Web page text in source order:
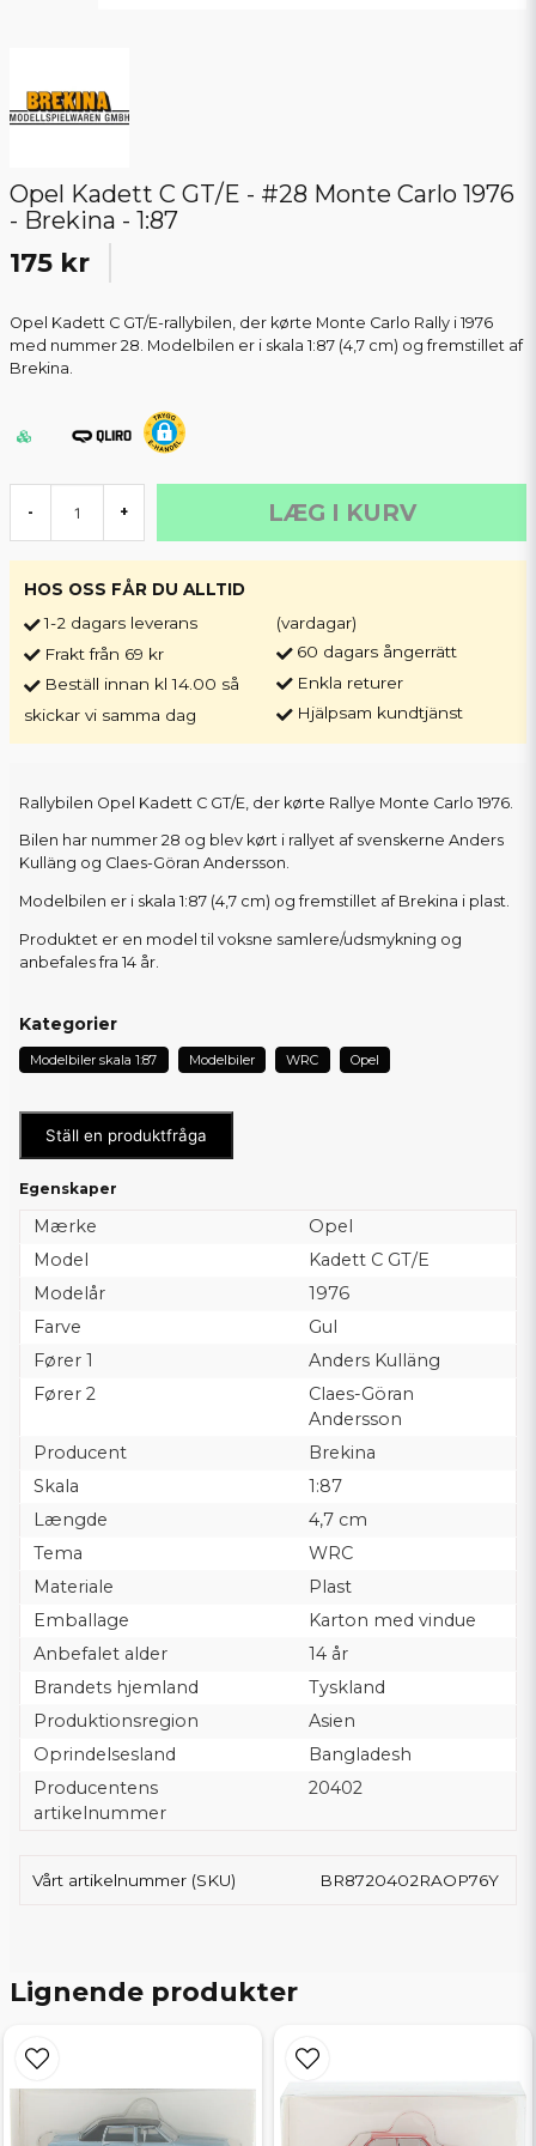
Opel Kadett C GT/E - #28 Monte Carlo 1976
- Brekina - 1:87
175 kr
Opel Kadett C GT/E-rallybilen, der kørte Monte Carlo Rally i 1976
med nummer 28. Modelbilen er i skala 1:87 (4,7 cm) og fremstillet af
Brekina.
- + LÆG I KURV
HOS OSS FÅR DU ALLTID
1-2 dagars leverans
Frakt från 69 kr
Beställ innan kl 14.00 så
skickar vi samma dag
(vardagar)
60 dagars ångerrätt
Enkla returer
Hjälpsam kundtjänst
Rallybilen Opel Kadett C GT/E, der kørte Rallye Monte Carlo 1976.
Bilen har nummer 28 og blev kørt i rallyet af svenskerne Anders
Kulläng og Claes-Göran Andersson.
Modelbilen er i skala 1:87 (4,7 cm) og fremstillet af Brekina i plast.
Produktet er en model til voksne samlere/udsmykning og
anbefales fra 14 år.
Kategorier
Modelbiler skala 1:87 Modelbiler WRC Opel
Ställ en produktfråga
Egenskaper
Mærke
Opel
Model
Kadett C GT/E
Modelår
1976
Farve
Gul
Fører 1
Anders Kulläng
Fører 2
Claes-Göran
Andersson
Producent
Brekina
Skala
1:87
Længde
4,7 cm
Tema
WRC
Materiale
Plast
Emballage
Karton med vindue
Anbefalet alder
14 år
Brandets hjemland
Tyskland
Produktionsregion
Asien
Oprindelsesland
Bangladesh
Producentens
artikelnummer
20402
Vårt artikelnummer (SKU) BR8720402RAOP76Y
Lignende produkter